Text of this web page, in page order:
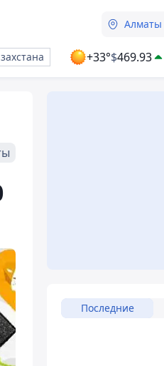
Алматы
+33°$469.93
Последние